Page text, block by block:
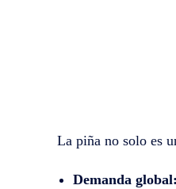
La piña no solo es
Demanda global: